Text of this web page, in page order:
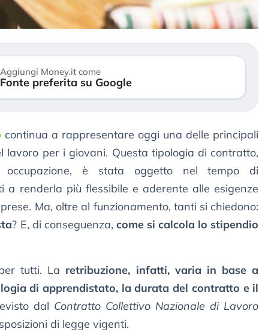
Aggiungi Money.it come
Fonte preferita su Google
continua a rappresentare oggi una delle principali
lavoro per i giovani. Questa tipologia di contratto,
occupazione, è stata oggetto nel tempo di
a renderla più flessibile e aderente alle esigenze
Ma, oltre al funzionamento, tanti si chiedono:
? E, di conseguenza, come si calcola lo stipendio
tutti. La retribuzione, infatti, varia in base a
di apprendistato, la durata del contratto e il
dal Contratto Collettivo Nazionale di Lavoro
di legge vigenti.
alla
guidando il
«La mia vita è rovinata». Investitori
in preda al panico dopo lo scoppio
della bolla AI
Kospi, mentre gli investitori retail (…)
30 luglio 2026